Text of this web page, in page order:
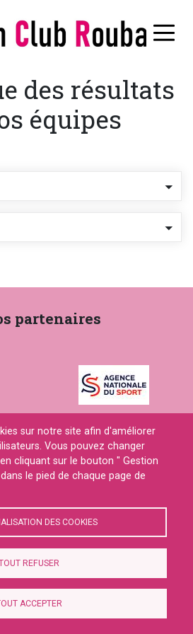
≡
des résultats
équipes
partenaires
Gestion des cookies
sur notre site afin d'améliorer
Vous pouvez changer
cliquant sur le bouton " Gestion
le pied de chaque page de
DES COOKIES
REFUSER
ACCEPTER